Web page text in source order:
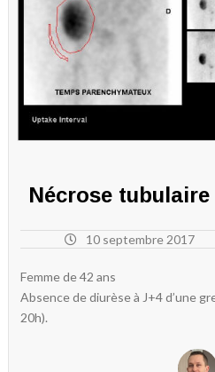
Nécrose
10 septembre 2017
Femme de 42 ans
Absence de diurèse à J+4 d’une
20h).